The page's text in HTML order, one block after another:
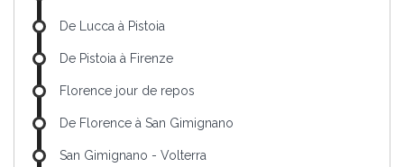
De Lucca à Pistoia
De Pistoia à Firenze
Florence jour de repos
De Florence à San Gimignano
San Gimignano - Volterra